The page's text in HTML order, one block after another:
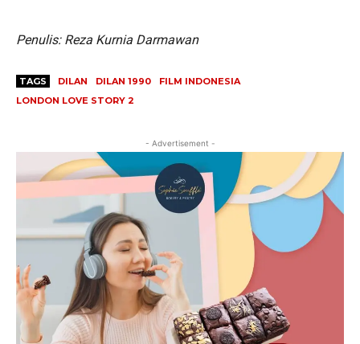
Penulis: Reza Kurnia Darmawan
TAGS DILAN DILAN 1990
FILM INDONESIA
LONDON LOVE STORY 2
- Advertisement -